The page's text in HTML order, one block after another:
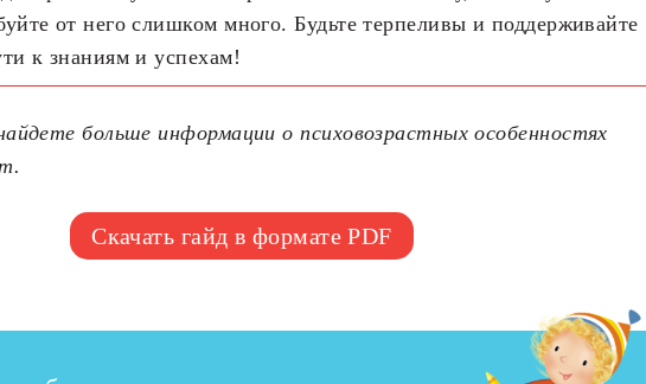
от него слишком много. Будьте терпеливы и поддерживайте
к знаниям и успехам!
больше информации о психовозрастных особенностях
Скачать гайд в формате PDF